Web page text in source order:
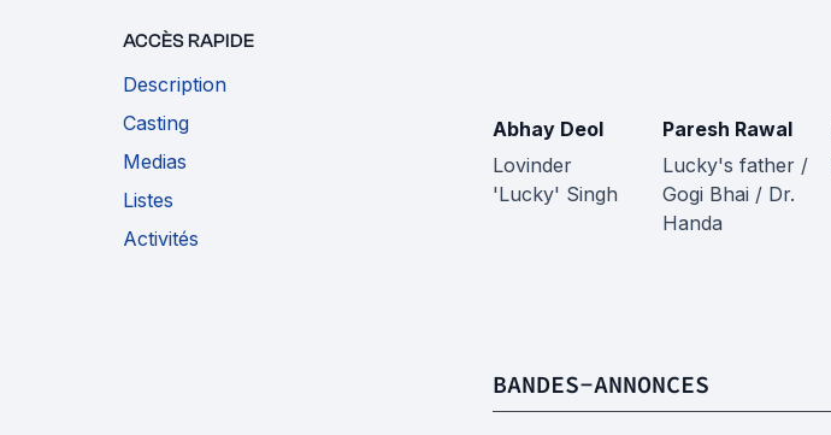
ACCÈS RAPIDE
Description
Casting
Medias
Listes
Activités
Abhay Deol
Lovinder
'Lucky' Singh
Paresh Rawal
Lucky's father /
Gogi Bhai / Dr.
Handa
BANDES-ANNONCES